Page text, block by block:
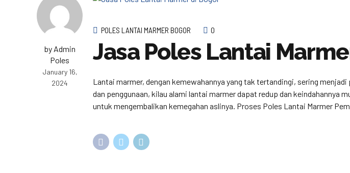
by Admin
Poles
January 16,
2024
POLES LANTAI MARMER BOGOR 0
Jasa Poles Lantai
Lantai marmer, dengan kemewahannya yang tak tertandingi, sering
dan penggunaan, kilau alami lantai marmer dapat redup dan
untuk mengembalikan kemegahan aslinya. Proses Poles Lantai Marmer